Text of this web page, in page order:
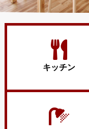
キッチン